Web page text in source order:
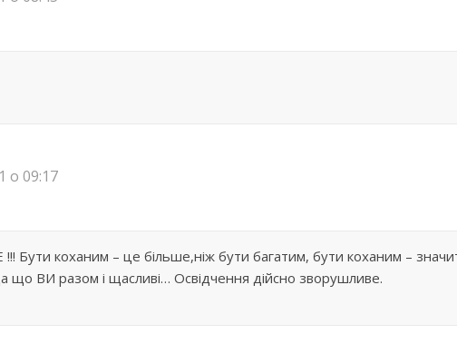
о 09:17
Бути коханим – це більше,ніж бути багатим, бути коханим –
ВИ разом і щасливі… Освідчення дійсно зворушливе.